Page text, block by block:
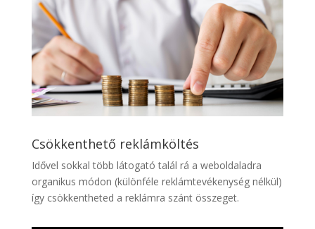
Csökkenthető reklámköltés
Idővel sokkal több látogató talál rá a weboldaladra
organikus módon (különféle reklámtevékenység nélkül)
így csökkentheted a reklámra szánt összeget.